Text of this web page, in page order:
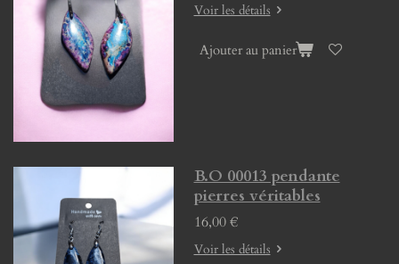
Voir les détails
Ajouter au panier
B.O 00013 pendante
pierres véritables
16,00 €
Voir les détails